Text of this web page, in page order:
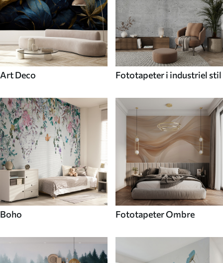
Art Deco Fototapeter i industriel stil
Boho Fototapeter Ombre